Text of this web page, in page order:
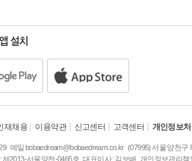
재채용 이용약관 신고센터 고객센터 개인정보
메일bobaedream@bobaedream.co.kr 주
소
(07995) 서울 양천구
제2013-서울양천-0465호 대표이사 : 김보배 개인정보관리책